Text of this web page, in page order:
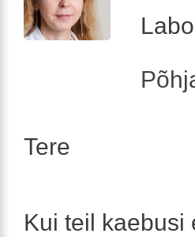
Tere
Kui teil kaebusi